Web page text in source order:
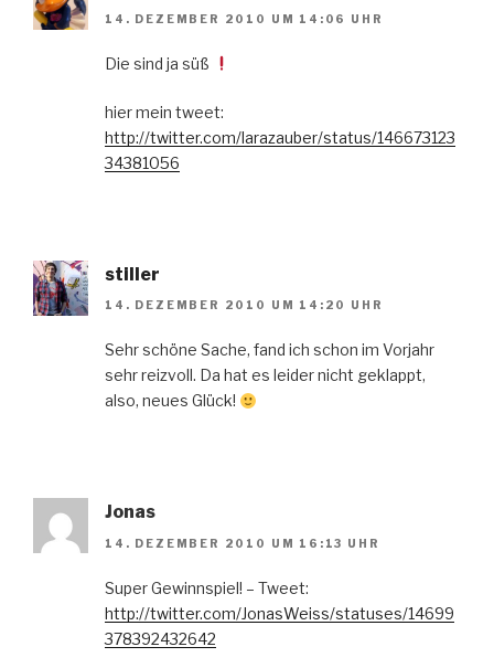
14. DEZEMBER 2010 UM 14:06 UHR
Die sind ja süß
hier mein tweet:
http://twitter.com/larazauber/status/146673123
34381056
stiller
14. DEZEMBER 2010 UM 14:20 UHR
Sehr schöne Sache, fand ich schon im Vorjahr
sehr reizvoll. Da hat es leider nicht geklappt,
also, neues Glück!
Jonas
14. DEZEMBER 2010 UM 16:13 UHR
Super Gewinnspiel! – Tweet:
http://twitter.com/JonasWeiss/statuses/14699
378392432642